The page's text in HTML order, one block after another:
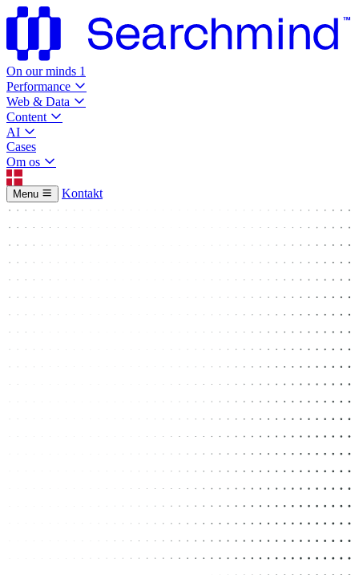
On our minds 1
Performance
Web & Data
Content
AI
Cases
Om os
Menu Kontakt